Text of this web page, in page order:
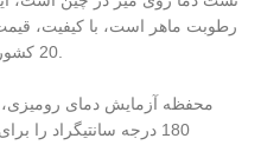
رطوبت ماهر است، با کیفیت،
180 درجه سانتیگراد را